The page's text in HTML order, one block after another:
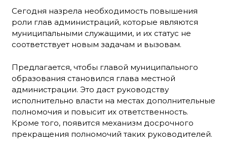
Сегодня назрела необходимость повышения
роли глав администраций, которые являются
муниципальными служащими, и их статус не
соответствует новым задачам и вызовам.
Предлагается, чтобы главой муниципального
образования становился глава местной
администрации. Это даст руководству
исполнительно власти на местах дополнительные
полномочия и повысит их ответственность.
Кроме того, появится механизм досрочного
прекращения полномочий таких руководителей.